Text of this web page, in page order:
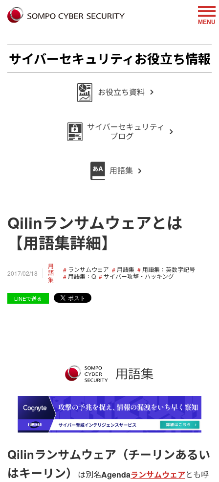
MENU
サイバーセキュリティお役立ち情報
Qilinランサムウェアとは
【用語集詳細】
2017/02/18
用
語
集
ランサムウェア 用語集
用語集：英数字記号
用語集：Q
サイバー攻撃・ハッキング
LINEで送る
Qilinランサムウェア（チーリンあるい
はキーリン）
は別名Agendaランサムウェアとも呼